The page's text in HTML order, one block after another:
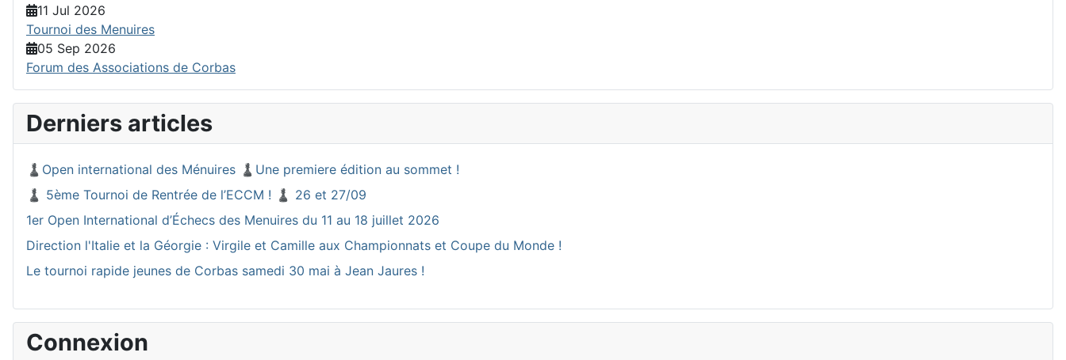
11 Jul 2026
Tournoi des Menuires
05 Sep 2026
Forum des Associations de Corbas
Derniers articles
♟️Open international des Ménuires ♟️Une premiere édition au sommet !
♟️ 5ème Tournoi de Rentrée de l’ECCM ! ♟️ 26 et 27/09
1er Open International d’Échecs des Menuires du 11 au 18 juillet 2026
Direction l'Italie et la Géorgie : Virgile et Camille aux Championnats et Coupe du Monde !
Le tournoi rapide jeunes de Corbas samedi 30 mai à Jean Jaures !
Connexion